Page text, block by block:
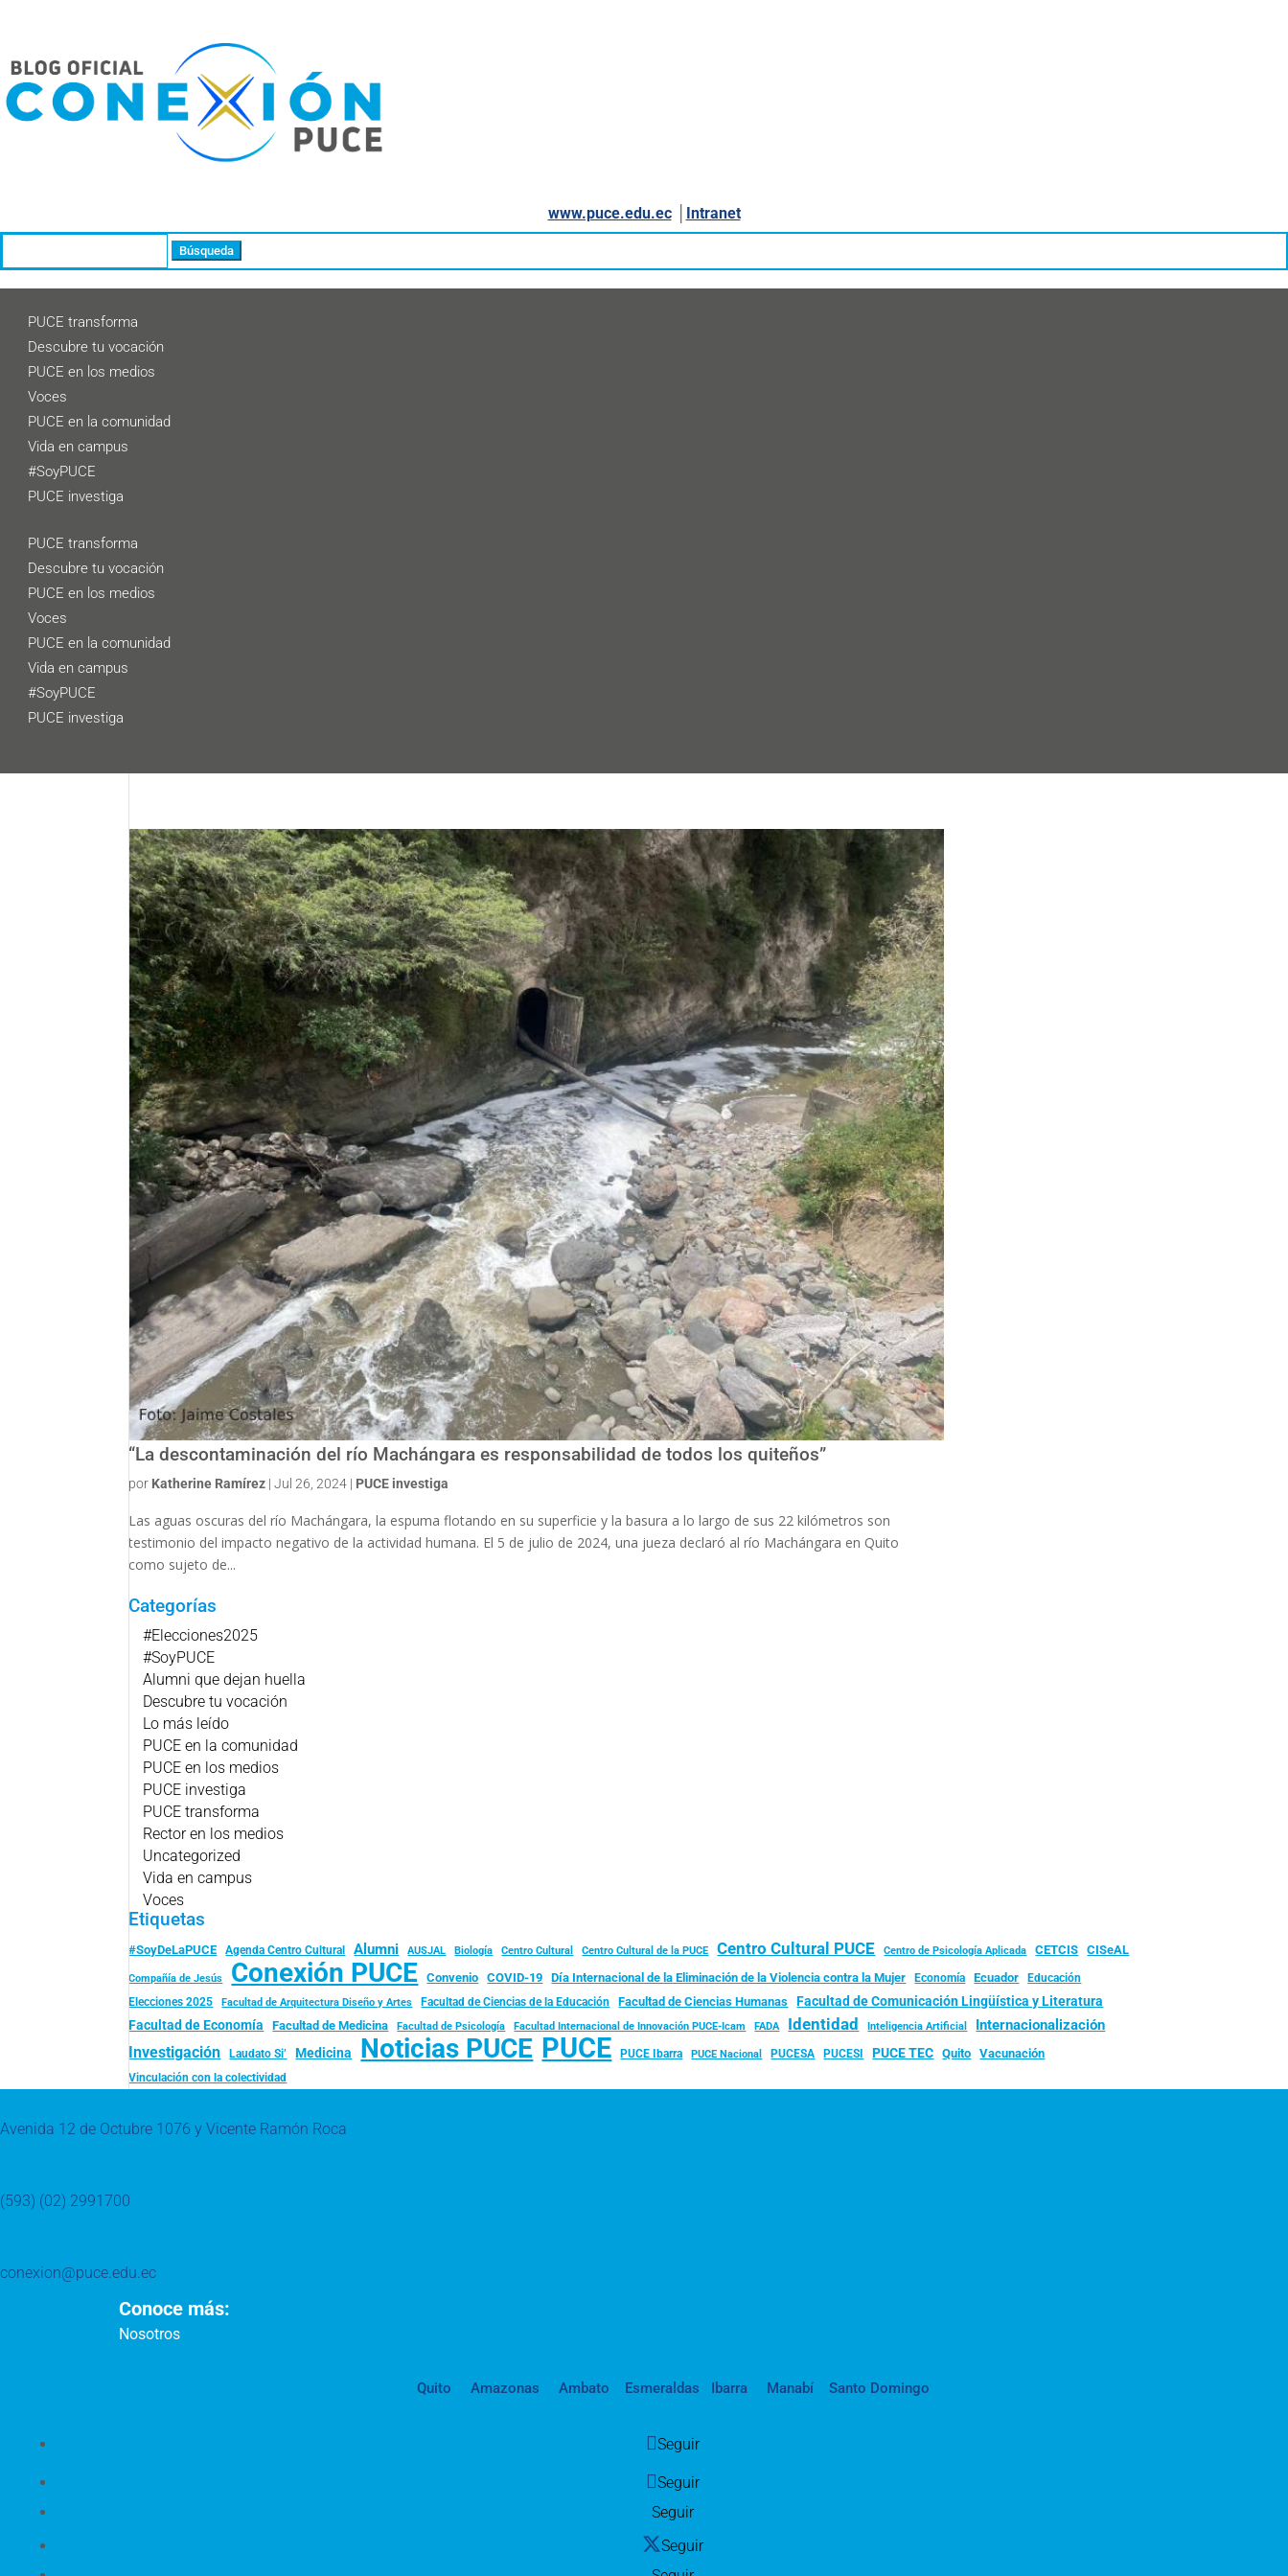
www.puce.edu.ec│ Intranet
PUCE transforma
Descubre tu vocación
PUCE en los medios
Voces
PUCE en la comunidad
Vida en campus
#SoyPUCE
PUCE investiga
PUCE transforma
Descubre tu vocación
PUCE en los medios
Voces
PUCE en la comunidad
Vida en campus
#SoyPUCE
PUCE investiga
“La descontaminación del río Machángara es responsabilidad de todos los quiteños”
por Katherine Ramírez |Jul 26, 2024 | PUCE investiga
Las aguas oscuras del río Machángara, la espuma flotando en su superficie y la basura a lo largo de sus 22 kilómetros son
testimonio del impacto negativo de la actividad humana. El 5 de julio de 2024, una jueza declaró al río Machángara en Quito
como sujeto de...
Categorías
#Elecciones2025
#SoyPUCE
Alumni que dejan huella
Descubre tu vocación
Lo más leído
PUCE en la comunidad
PUCE en los medios
PUCE investiga
PUCE transforma
Rector en los medios
Uncategorized
Vida en campus
Voces
Etiquetas
#SoyDeLaPUCE Agenda Centro Cultural Alumni AUSJAL Biología Centro Cultural Centro Cultural de la PUCE Centro Cultural PUCE Centro de Psicología Aplicada CETCIS CISeAL
Compañía de Jesús Conexión PUCE Convenio COVID-19 Día Internacional de la Eliminación de la Violencia contra la Mujer Economía Ecuador
Educación
Elecciones 2025
Facultad de Arquitectura Diseño y Artes Facultad de Ciencias de la Educación Facultad de Ciencias Humanas Facultad de Comunicación Lingüística y Literatura
Facultad de Economía Facultad de Medicina Facultad de Psicología Facultad Internacional de Innovación PUCE-Icam FADA Identidad Inteligencia Artificial Internacionalización
Investigación Laudato Si’ Medicina Noticias PUCE PUCE PUCE Ibarra PUCE Nacional PUCESA PUCESI PUCE TEC Quito Vacunación
Vinculación con la colectividad
Avenida 12 de Octubre 1076 y Vicente Ramón Roca
(593) (02) 2991700
conexion@puce.edu.ec
Conoce más:
Nosotros
Quito Amazonas Ambato Esmeraldas Ibarra Manabí Santo Domingo
Seguir
Seguir
Seguir
Seguir